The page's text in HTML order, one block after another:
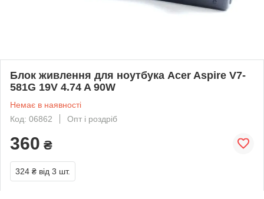
Блок живлення для ноутбука Acer Aspire V7-
581G 19V 4.74 A 90W
Немає в наявності
Код: 06862
Опт і роздріб
360 ₴
324 ₴ від 3 шт.